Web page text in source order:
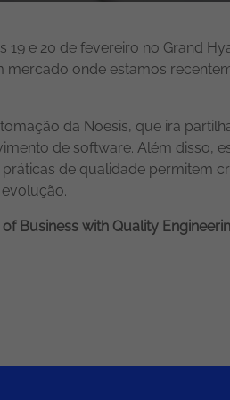
19 e 20 de fevereiro no Grand
mercado onde estamos
da Noesis, que irá
de software. Além disso,
de qualidade permitem
Business with Quality